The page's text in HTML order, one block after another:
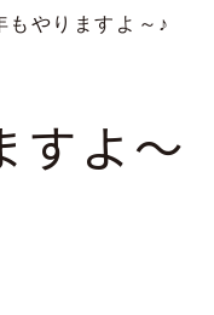
もやりますよ～♪
すよ～